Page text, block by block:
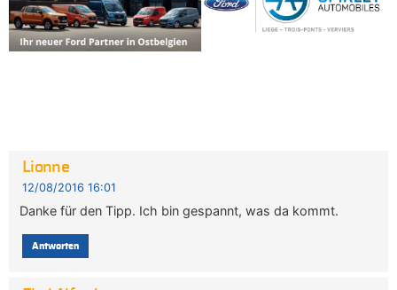
Lionne
12/08/2016 16:01
Danke für den Tipp. Ich bin gespannt, was da kommt.
Antworten